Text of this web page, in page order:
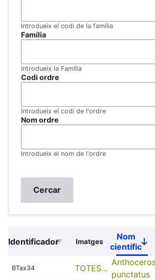
Introdueix el codi de la família
Família
Introdueix la Família
Codi ordre
Introdueix el codi de l'ordre
Nom ordre
Introdueix el nom de l'ordre
Identificador Imatges
Nom
científic
BTax34 TOTES…
punctatus